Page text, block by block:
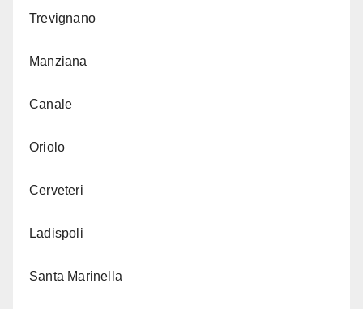
Trevignano
Manziana
Canale
Oriolo
Cerveteri
Ladispoli
Santa Marinella